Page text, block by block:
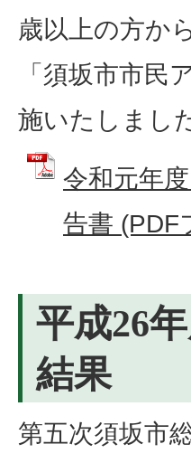
歳以上の方か
「須坂市市民
施いたしまし
令和元年
告書 (PDF
平成26
結果
第五次須坂市